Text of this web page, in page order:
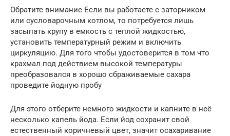
Обратите внимание Если вы работаете с заторником
или сусловарочным котлом, то потребуется лишь
засыпать крупу в емкость с теплой жидкостью,
установить температурный режим и включить
циркуляцию. Для того чтобы удостоверится в том что
крахмал под действием высокой температуры
преобразовался в хорошо сбраживаемые сахара
проведите йодную пробу
Для этого отберите немного жидкости и капните в неё
несколько капель йода. Если йод сохранит свой
естественный коричневый цвет, значит осахаривание